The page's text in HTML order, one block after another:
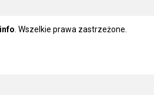
. Wszelkie prawa zastrzeżone.